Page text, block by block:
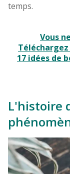
temps.
Vous
17 idées de
L'histoire